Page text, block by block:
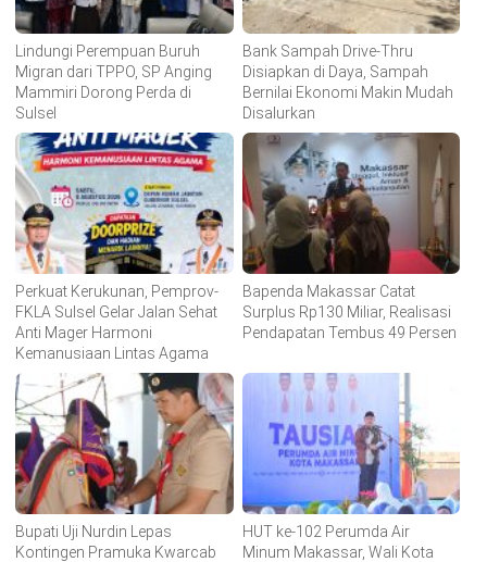
Lindungi Perempuan Buruh
Migran dari TPPO, SP Anging
Mammiri Dorong Perda di
Sulsel
Bank Sampah Drive-Thru
Disiapkan di Daya, Sampah
Bernilai Ekonomi Makin Mudah
Disalurkan
Perkuat Kerukunan, Pemprov-
FKLA Sulsel Gelar Jalan Sehat
Anti Mager Harmoni
Kemanusiaan Lintas Agama
Bapenda Makassar Catat
Surplus Rp130 Miliar, Realisasi
Pendapatan Tembus 49 Persen
Bupati Uji Nurdin Lepas
Kontingen Pramuka Kwarcab
HUT ke-102 Perumda Air
Minum Makassar, Wali Kota